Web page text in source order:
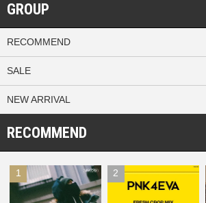
GROUP
RECOMMEND
SALE
NEW ARRIVAL
RECOMMEND
1 2